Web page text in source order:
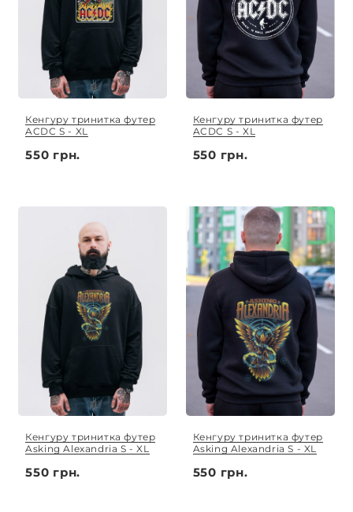
Кенгуру тринитка футер
ACDC S - XL
550 грн.
Кенгуру тринитка футер
ACDC S - XL
550 грн.
Кенгуру тринитка футер
Asking Alexandria S - XL
550 грн.
Кенгуру тринитка футер
Asking Alexandria S - XL
550 грн.